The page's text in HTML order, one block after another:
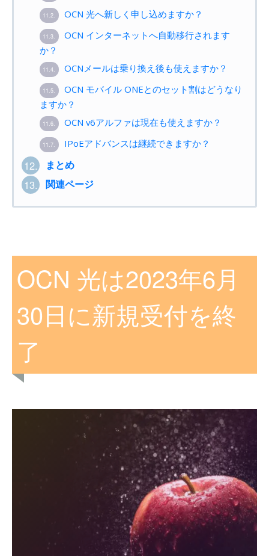
11.2. OCN 光へ新しく申し込めますか？
11.3.
OCN インターネットへ自動移行されます
か？
11.4. OCNメールは乗り換え後も使えますか？
11.5.
OCN モバイル ONEとのセット割はどうなり
ますか？
11.6. OCN v6アルファは現在も使えますか？
11.7. IPoEアドバンスは継続できますか？
12. まとめ
13. 関連ページ
OCN 光は2023年6月
30日に新規受付を終
了